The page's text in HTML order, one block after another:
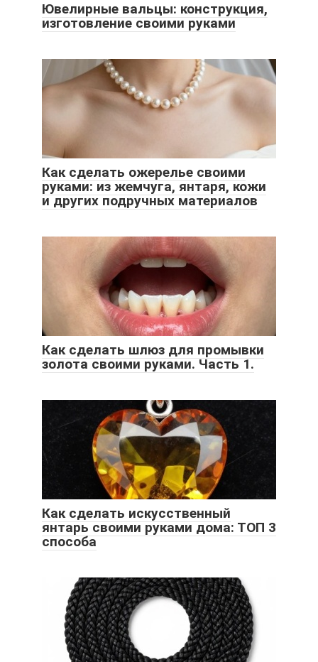
Ювелирные вальцы: конструкция,
изготовление своими руками
Как сделать ожерелье своими
руками: из жемчуга, янтаря, кожи
и других подручных материалов
Как сделать шлюз для промывки
золота своими руками. Часть 1.
Как сделать искусственный
янтарь своими руками дома: ТОП 3
способа